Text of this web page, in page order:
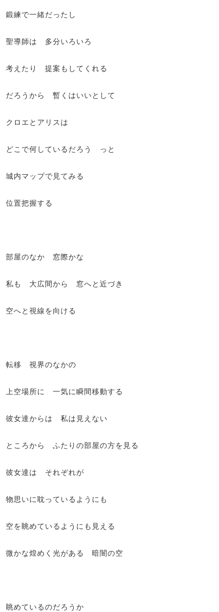
鍛練で一緒だったし
聖導師は 多分いろいろ
考えたり 提案もしてくれる
だろうから 暫くはいいとして
クロエとアリスは
どこで何しているだろう っと
城内マップで見てみる
位置把握する
部屋のなか 窓際かな
私も 大広間から 窓へと近づき
空へと視線を向ける
転移 視界のなかの
上空場所に 一気に瞬間移動する
彼女達からは 私は見えない
ところから ふたりの部屋の方を見る
彼女達は それぞれが
物思いに耽っているようにも
空を眺めているようにも見える
微かな煌めく光がある 暗闇の空
眺めているのだろうか